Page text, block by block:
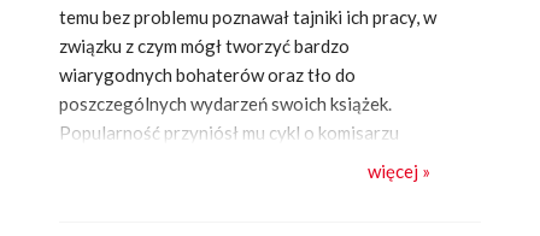
temu bez problemu poznawał tajniki ich pracy, w
związku z czym mógł tworzyć bardzo
wiarygodnych bohaterów oraz tło do
poszczególnych wydarzeń swoich książek.
Popularność przyniósł mu cykl o komisarzu
Jakubie Mortce, przenikliwym policjancie zwięcej »